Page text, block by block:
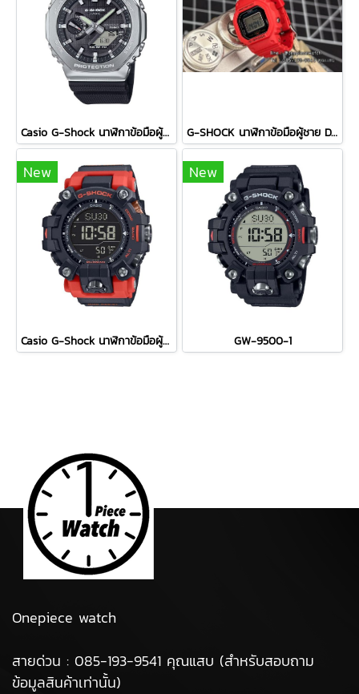
Casio G-Shock นาฬิกาข้อมือผู้ชาย สายเรซิ่น รุ่น GBM-2100-1A - สีดำ G-SHOCK นาฬิกาข้อมือผู้ชาย DWN-5600-4DR สีแดง
New
Casio G-Shock นาฬิกาข้อมือผู้ชาย สายเรซิ่น รุ่น GW-9500-1A4 / สีส้ม
New
GW-9500-1
Onepiece watch
สายด่วน : 085-193-9541 คุณแสบ (สำหรับสอบถาม
ข้อมูลสินค้าเท่านั้น)